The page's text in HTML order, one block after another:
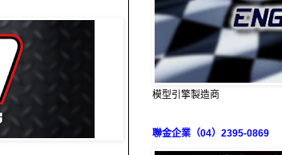
模型引擎製造商
聯金企業（04）2395-0869